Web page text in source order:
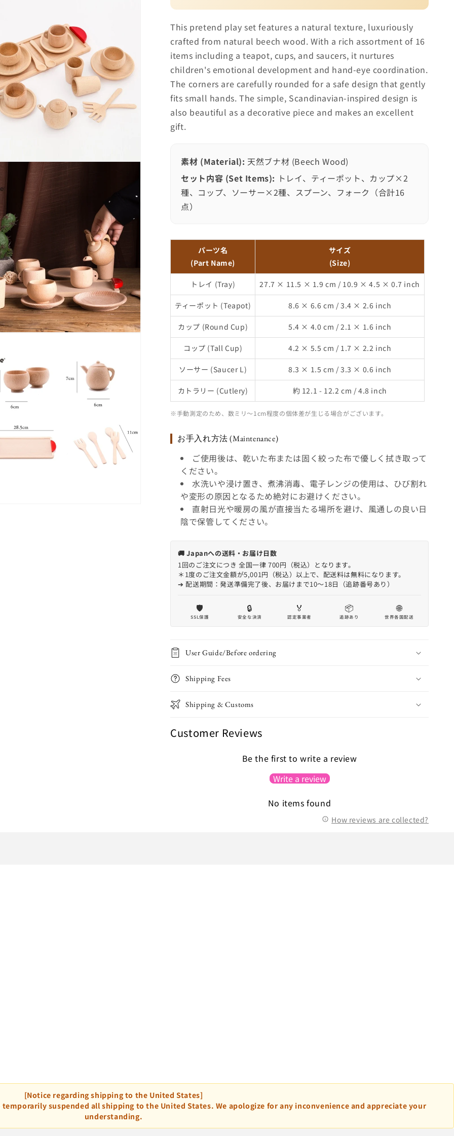
This pretend play set features a natural texture, luxuriously
crafted from natural beech wood. With a rich assortment of 16
items including a teapot, cups, and saucers, it nurtures
children's emotional development and hand-eye coordination.
The corners are carefully rounded for a safe design that gently
fits small hands. The simple, Scandinavian-inspired design is
also beautiful as a decorative piece and makes an excellent
gift.
素材 (Material): 天然ブナ材 (Beech Wood)
セット内容 (Set Items): トレイ、ティーポット、カップ×2
種、コップ、ソーサー×2種、スプーン、フォーク（合計16
点）
パーツ名
(Part Name)
サイズ
(Size)
トレイ (Tray) 27.7 × 11.5 × 1.9 cm / 10.9 × 4.5 × 0.7 inch
ティーポット (Teapot) 8.6 × 6.6 cm / 3.4 × 2.6 inch
カップ (Round Cup) 5.4 × 4.0 cm / 2.1 × 1.6 inch
コップ (Tall Cup) 4.2 × 5.5 cm / 1.7 × 2.2 inch
ソーサー (Saucer L) 8.3 × 1.5 cm / 3.3 × 0.6 inch
カトラリー (Cutlery) 約 12.1 - 12.2 cm / 4.8 inch
※手動測定のため、数ミリ〜1cm程度の個体差が生じる場合がございます。
お手入れ方法 (Maintenance)
ご使用後は、乾いた布または固く絞った布で優しく拭き取って
ください。
水洗いや浸け置き、煮沸消毒、電子レンジの使用は、ひび割れ
や変形の原因となるため絶対にお避けください。
直射日光や暖房の風が直接当たる場所を避け、風通しの良い日
陰で保管してください。
🚚 Japanへの送料・お届け日数
1回のご注文につき 全国一律 700円（税込）となります。
＊1度のご注文金額が5,001円（税込）以上で、配送料は無料になります。
➔ 配送期間：発送準備完了後、お届けまで10〜18日（追跡番号あり）
🛡️
SSL保護
🔒
安全な決済
🏅
認定事業者
📦
追跡あり
🌐
世界各国配送
User Guide/Before ordering
Shipping Fees
Shipping & Customs
Customer Reviews
Be the first to write a review
Write a review
No items found
How reviews are collected?
[Notice regarding shipping to the United States]
suspended all shipping to the United States. We apologize for any inconvenience and appreciate your
understanding.